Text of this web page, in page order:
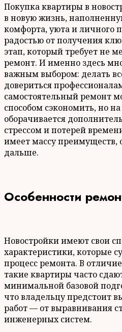
Покупка квартиры в
в новую жизнь,
комфорта, уюта и личного
радостью от получения
этап, который требует не
ремонт. И именно здесь
важным выбором: делать
довериться
самостоятельный ремонт
способом сэкономить, но
оборачивается
стрессом и потерей
имеет массу
дальше.
Особенности
Новостройки имеют свои
характеристики, которые
процесс ремонта. В
такие квартиры часто
минимальной базовой
что владельцу предстоит
работ — от выравнивания
инженерных систем.